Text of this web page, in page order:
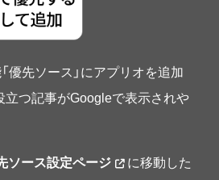
優先ソース」にアプリオを追加
立つ記事がGoogleで表示されや
ソース設定ページ に移動した